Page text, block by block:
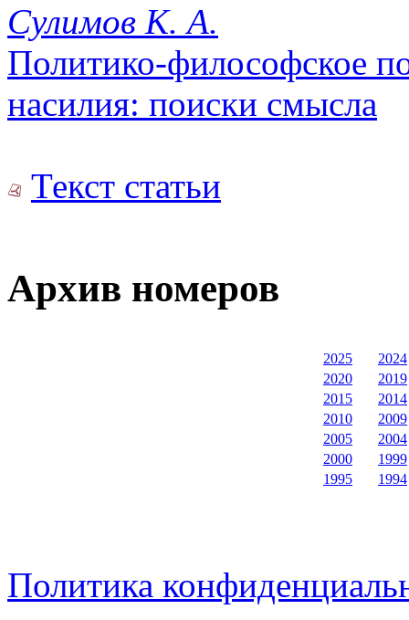
Сулимов К. А.
Политико-философское
насилия: поиски смысла
Текст статьи
Архив номеров
2025
2024
2020
2019
2015
2014
2010
2009
2005
2004
2000
1999
1995
1994
Политика